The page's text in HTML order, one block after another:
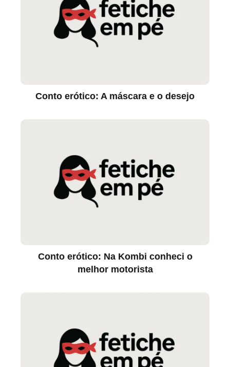
Conto erótico: A máscara e o desejo
Conto erótico: Na Kombi conheci o
melhor motorista